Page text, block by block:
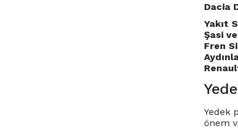
Dacia
Yakıt
Şasi
Fren
Yedek
önem